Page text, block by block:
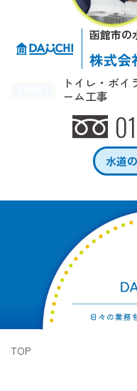
函館市の
トイレ・ボ
ーム工事
水道
TOP